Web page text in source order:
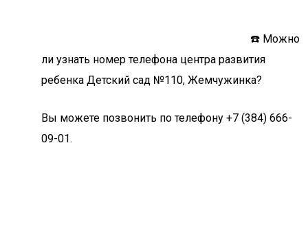
☎️ Можно
ли узнать номер телефона центра развития
ребенка Детский сад №110, Жемчужинка?
Вы можете позвонить по телефону +7 (384) 666-
09-01.